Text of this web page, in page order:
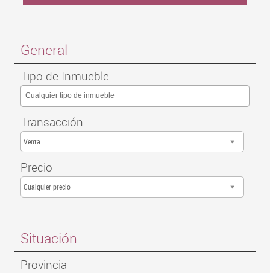
General
Tipo de Inmueble
Cualquier tipo de inmueble
Transacción
Venta
Precio
Cualquier precio
Situación
Provincia